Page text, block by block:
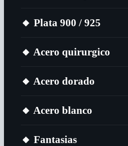
🔸​ Plata 900 / 925
🔸​ Acero quirurgico
🔸​ Acero dorado
🔸​ Acero blanco
🔸​ Fantasias